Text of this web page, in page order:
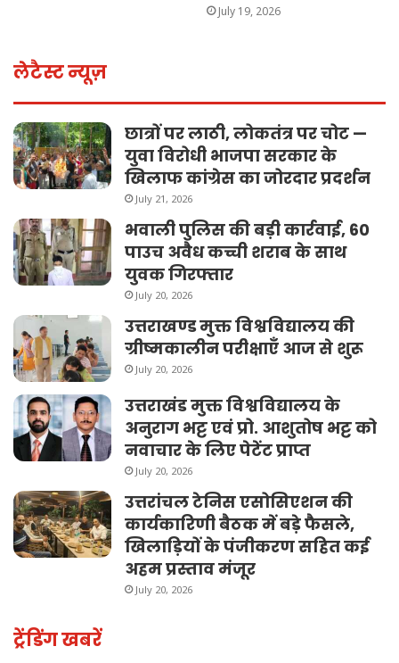
July 19, 2026
लेटैस्ट न्यूज़
छात्रों पर लाठी, लोकतंत्र पर चोट —
युवा विरोधी भाजपा सरकार के
खिलाफ कांग्रेस का जोरदार प्रदर्शन
July 21, 2026
भवाली पुलिस की बड़ी कार्रवाई, 60
पाउच अवैध कच्ची शराब के साथ
युवक गिरफ्तार
July 20, 2026
उत्तराखण्ड मुक्त विश्वविद्यालय की
ग्रीष्मकालीन परीक्षाएँ आज से शुरू
July 20, 2026
उत्तराखंड मुक्त विश्वविद्यालय के
अनुराग भट्ट एवं प्रो. आशुतोष भट्ट को
नवाचार के लिए पेटेंट प्राप्त
July 20, 2026
उत्तरांचल टेनिस एसोसिएशन की
कार्यकारिणी बैठक में बड़े फैसले,
खिलाड़ियों के पंजीकरण सहित कई
अहम प्रस्ताव मंजूर
July 20, 2026
ट्रेंडिंग खबरें